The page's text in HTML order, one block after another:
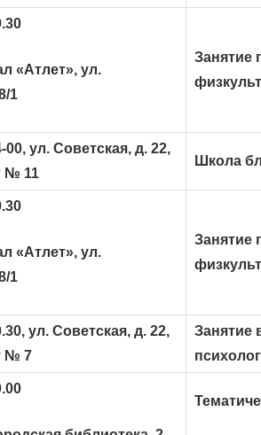
«Атлет», ул.
1
Занятие
00, ул. Советская, д. 22,
№ 11
Школа
«Атлет», ул.
1
Занятие
ул. Советская, д. 22,
№ 7
Занятие